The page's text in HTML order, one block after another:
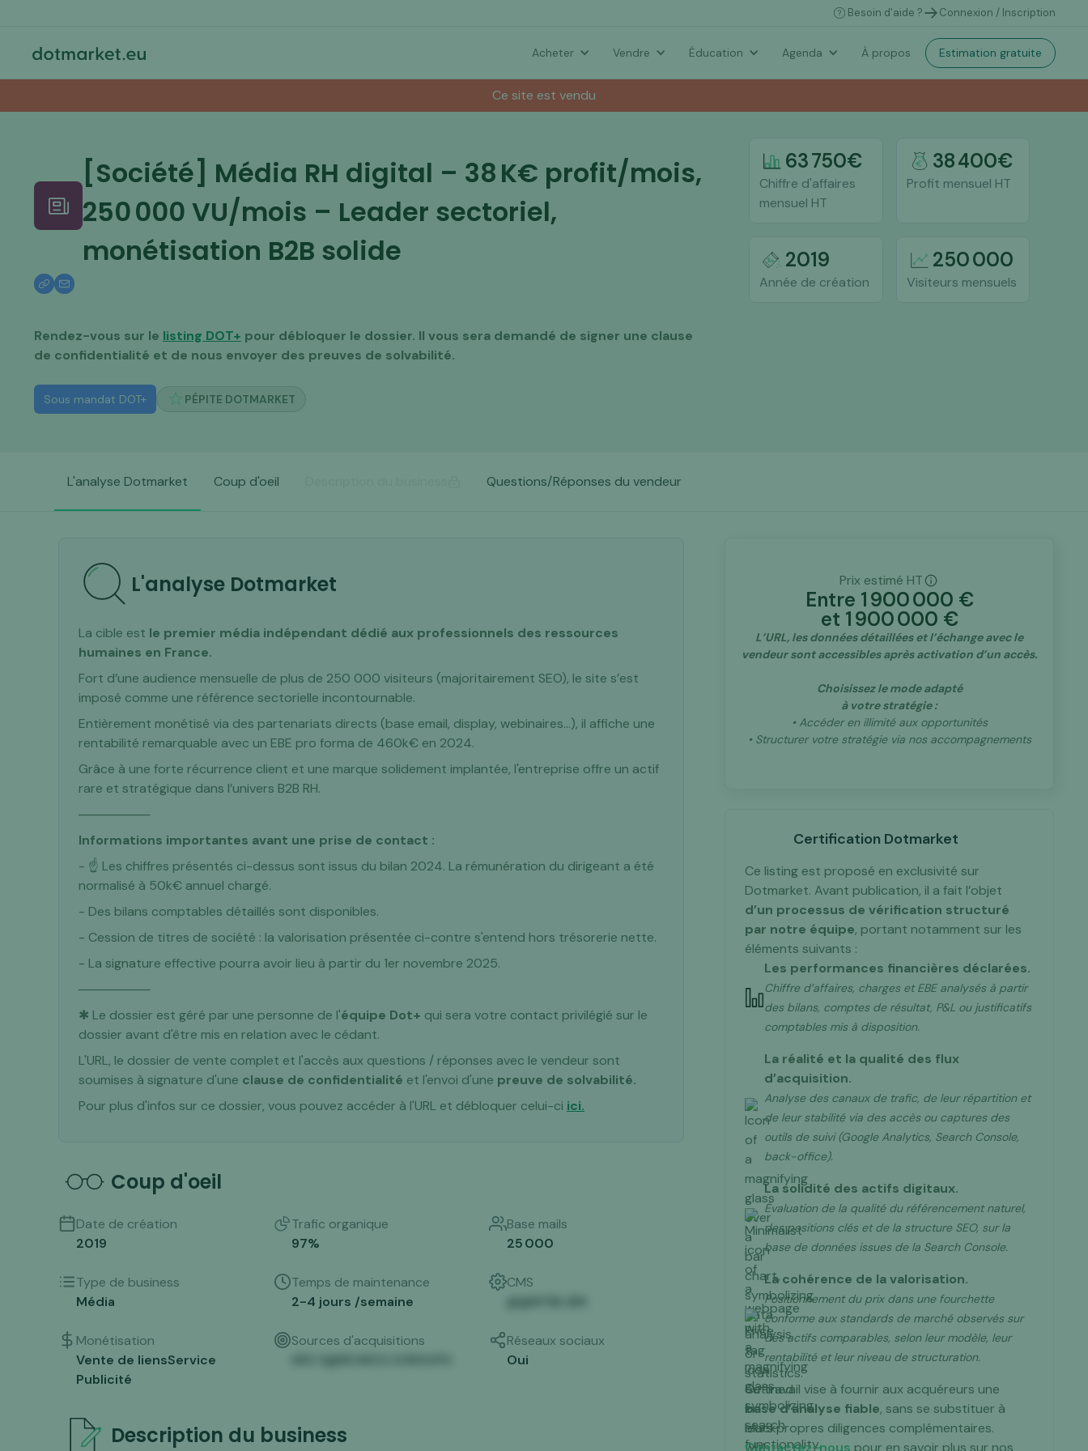
Besoin d'aide ? Connexion / Inscription
Acheter Vendre Éducation Agenda À propos Estimation gratuite
Ce site est vendu
[Société] Média RH digital – 38 K€ profit/mois,
250 000 VU/mois – Leader sectoriel,
monétisation B2B solide
Rendez-vous sur le listing DOT+ pour débloquer le dossier. Il vous sera demandé de signer une clause
de confidentialité et de nous envoyer des preuves de solvabilité.‍
Sous mandat DOT+ PÉPITE DOTMARKET
63 750€
Chiffre d'affaires
mensuel HT
38 400€
Profit mensuel HT
2019
Année de création
250 000
Visiteurs mensuels
L'analyse Dotmarket Coup d'oeil Questions/Réponses du vendeur
L'analyse Dotmarket
La cible est le premier média indépendant dédié aux professionnels des ressources
humaines en France.
Fort d’une audience mensuelle de plus de 250 000 visiteurs (majoritairement SEO), le site s’est
imposé comme une référence sectorielle incontournable.
Entièrement monétisé via des partenariats directs (base email, display, webinaires…), il affiche une
rentabilité remarquable avec un EBE pro forma de 460k€ en 2024.
Grâce à une forte récurrence client et une marque solidement implantée, l'entreprise offre un actif
rare et stratégique dans l’univers B2B RH.
────────
Informations importantes avant une prise de contact :
- ☝️ Les chiffres présentés ci-dessus sont issus du bilan 2024. La rémunération du dirigeant a été
normalisé à 50k€ annuel chargé.
- Des bilans comptables détaillés sont disponibles.
- Cession de titres de société : la valorisation présentée ci-contre s'entend hors trésorerie nette.
- La signature effective pourra avoir lieu à partir du 1er novembre 2025.
────────
✱ Le dossier est géré par une personne de l'équipe Dot+ qui sera votre contact privilégié sur le
dossier avant d'être mis en relation avec le cédant. ‍
L'URL, le dossier de vente complet et l'accès aux questions / réponses avec le vendeur sont
soumises à signature d'une clause de confidentialité et l'envoi d'une preuve de solvabilité.
Pour plus d'infos sur ce dossier, vous pouvez accéder à l'URL et débloquer celui-ci ici.
Coup d'oeil
Date de création
2019
Trafic organique
97%
Base mails
25 000
Type de business
Média
Temps de maintenance
2-4 jours /semaine
CMS
Monétisation
Vente de liensService
Publicité
Sources d'acquisitions
Réseaux sociaux
Oui
Description du business
Prix estimé HT
Entre 1 900 000 €
et 1 900 000 €
L’URL, les données détaillées et l’échange avec le
vendeur sont accessibles après activation d’un accès.
Choisissez le mode adapté
à votre stratégie :
• Accéder en illimité aux opportunités
• Structurer votre stratégie via nos accompagnements
Certification Dotmarket
Ce listing est proposé en exclusivité sur
Dotmarket. Avant publication, il a fait l’objet
d’un processus de vérification structuré
par notre équipe, portant notamment sur les
éléments suivants :
Les performances financières déclarées.
Chiffre d’affaires, charges et EBE analysés à partir
des bilans, comptes de résultat, P&L ou justificatifs
comptables mis à disposition.
La réalité et la qualité des flux
d’acquisition.
Analyse des canaux de trafic, de leur répartition et
de leur stabilité via des accès ou captures des
outils de suivi (Google Analytics, Search Console,
back-office).
La solidité des actifs digitaux.
Évaluation de la qualité du référencement naturel,
des positions clés et de la structure SEO, sur la
base de données issues de la Search Console.
La cohérence de la valorisation.
Positionnement du prix dans une fourchette
conforme aux standards de marché observés sur
des actifs comparables, selon leur modèle, leur
rentabilité et leur niveau de structuration.
Ce travail vise à fournir aux acquéreurs une
base d’analyse fiable, sans se substituer à
leurs propres diligences complémentaires.
Contactez-nous pour en savoir plus sur nos